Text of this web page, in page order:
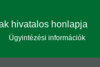
hivatalos honlapja
Ügyintézési információk